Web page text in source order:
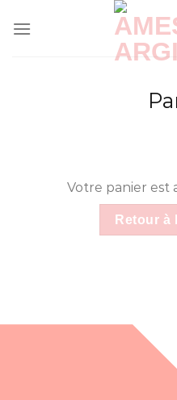
Votre panier est
Retour à